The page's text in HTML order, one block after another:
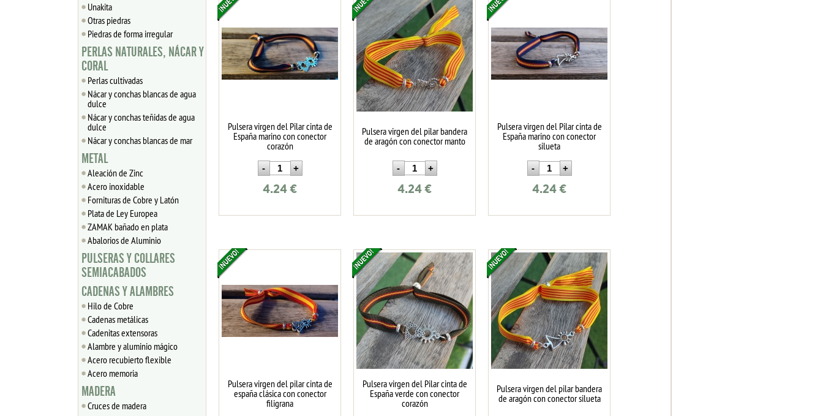
Unakita
Otras piedras
Piedras de forma irregular
PERLAS NATURALES, NÁCAR Y
CORAL
Perlas cultivadas
Nácar y conchas blancas de agua
dulce
Nácar y conchas teñidas de agua
dulce
Nácar y conchas blancas de mar
METAL
Aleación de Zinc
Acero inoxidable
Fornituras de Cobre y Latón
Plata de Ley Europea
ZAMAK bañado en plata
Abalorios de Aluminio
PULSERAS Y COLLARES
SEMIACABADOS
CADENAS Y ALAMBRES
Hilo de Cobre
Cadenas metálicas
Cadenitas extensoras
Alambre y aluminio mágico
Acero recubierto flexible
Acero memoria
MADERA
Cruces de madera
Pulsera virgen del Pilar cinta de
España marino con conector
corazón
4.24 €
Pulsera virgen del pilar bandera
de aragón con conector manto
4.24 €
Pulsera virgen del Pilar cinta de
España marino con conector
silueta
4.24 €
Pulsera virgen del pilar cinta de
españa clásica con conector
filigrana
Pulsera virgen del Pilar cinta de
España verde con conector
corazón
Pulsera virgen del pilar bandera
de aragón con conector silueta